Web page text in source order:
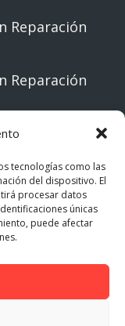
tecnologías como las
del dispositivo. El
procesar datos
únicas
puede afectar
Reparación
Reparación
servicio
Reparación